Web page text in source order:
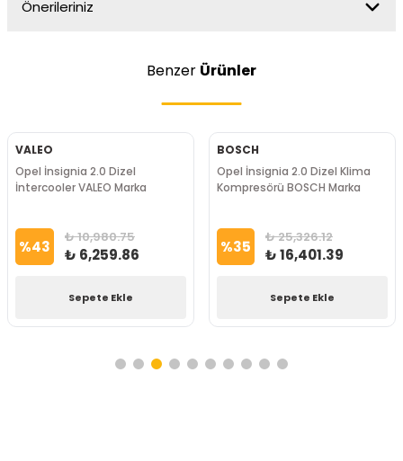
Önerileriniz
Benzer Ürünler
VALEO
Opel İnsignia 2.0 Dizel
İntercooler VALEO Marka
%43 ₺ 10,980.75
₺ 6,259.86
Sepete Ekle
BOSCH
Opel İnsignia 2.0 Dizel Klima
Kompresörü BOSCH Marka
%35 ₺ 25,326.12
₺ 16,401.39
Sepete Ekle